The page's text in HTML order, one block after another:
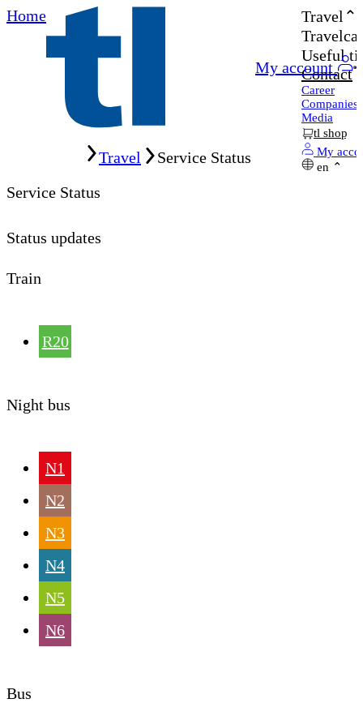
Home
My account
Travel
Useful
Contact
Career
Companies
Media
tl shop
My
en
Travel
Service Status
Service Status
Status updates
Train
R20
Night bus
N1
N2
N3
N4
N5
N6
Bus